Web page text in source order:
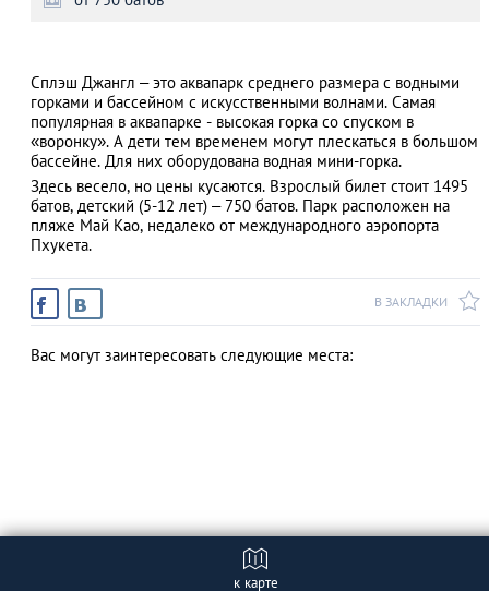
АЗАД
Сплэш Джангл – это аквапарк среднего размера с водными
горками и бассейном с искусственными волнами. Самая
популярная в аквапарке - высокая горка со спуском в
«воронку». А дети тем временем могут плескаться в большом
бассейне. Для них оборудована водная мини-горка.
Здесь весело, но цены кусаются. Взрослый билет стоит 1495
батов, детский (5-12 лет) – 750 батов. Парк расположен на
пляже Май Као, недалеко от международного аэропорта
Пхукета.
В ЗАКЛАДКИ
Вас могут заинтересовать следующие места:
к карте